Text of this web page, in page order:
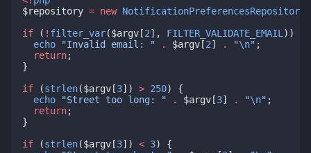
$repository = new NotificationPreferencesRepository
if ( ! filter_var($argv[2], FILTER_VALIDATE_EMAIL)) {
echo
"Invalid email: " . $argv[2] . "\n" ;
return;
}
if (strlen($argv[3]) > 250) {
echo
"Street too long: " . $argv[3] . "\n" ;
return;
}
if (strlen($argv[3]) < 3) {